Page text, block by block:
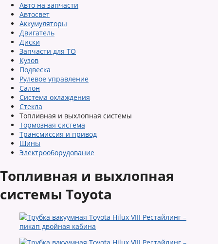
Авто на запчасти
Автосвет
Аккумуляторы
Двигатель
Диски
Запчасти для ТО
Кузов
Подвеска
Рулевое управление
Салон
Система охлаждения
Стекла
Топливная и выхлопная системы
Тормозная система
Трансмиссия и привод
Шины
Электрооборудование
Топливная и выхлопная
системы Toyota